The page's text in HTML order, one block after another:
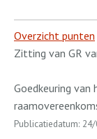
Overzicht punten
Zitting van GR
Goedkeuring van
Publicatiedatum: